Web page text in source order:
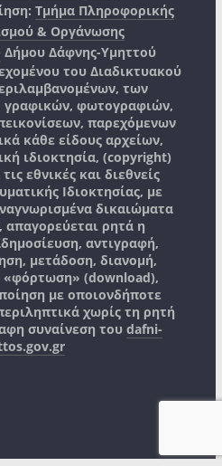
Τμήμα Πληροφορικής
& Οργάνωσης
Δήμου Δάφνης-Υμηττού
του Διαδικτυακού
των
γραφικών, φωτογραφιών,
παρεχόμενων
κάθε είδους αρχείων,
ιδιοκτησία, (copyright)
εθνικές και διεθνείς
Ιδιοκτησίας, με
δικαιώματα
απαγορεύεται ρητά η
αντιγραφή,
μετάδοση, διανομή,
«φόρτωση» (download),
με οποιονδήποτε
χωρίς τη ρητή
συναίνεση του dafni-